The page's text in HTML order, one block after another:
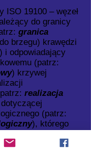
ISO 19100 – węzeł
do granicy
granica
brzegu) krawędzi
) i odpowiadający
(patrz:
) krzywej
realizacja
(patrz:
), którego